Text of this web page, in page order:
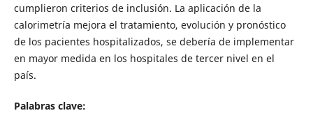
cumplieron criterios de inclusión. La aplicación de la
calorimetría mejora el tratamiento, evolución y pronóstico
de los pacientes hospitalizados, se debería de implementar
en mayor medida en los hospitales de tercer nivel en el
país.
Palabras clave: